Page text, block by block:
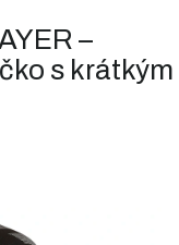
–
s krátkým